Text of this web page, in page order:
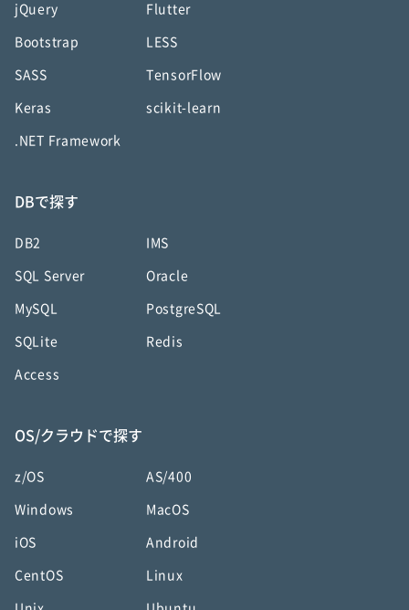
jQuery Flutter
Bootstrap LESS
SASS TensorFlow
Keras scikit-learn
.NET Framework
DBで探す
DB2 IMS
SQL Server Oracle
MySQL PostgreSQL
SQLite Redis
Access
OS/クラウドで探す
z/OS AS/400
Windows MacOS
iOS Android
CentOS Linux